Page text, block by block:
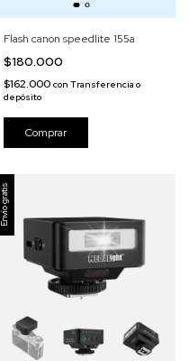
Flash canon speedlite 155a
$180.000
$162.000 con Transferencia o
depósito
Envío gratis